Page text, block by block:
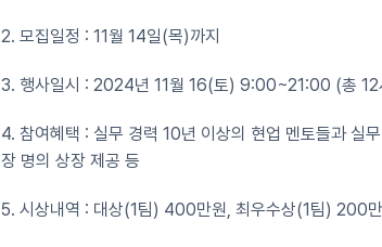
2. 모집일정 : 11월 14일(목)까지
3. 행사일시 : 2024년 11월 16(토) 9:00~21:00 (총 12
4. 참여혜택 : 실무 경력 10년 이상의 현업 멘토들과 실
장 명의 상장 제공 등
5. 시상내역 : 대상(1팀) 400만원, 최우수상(1팀) 200